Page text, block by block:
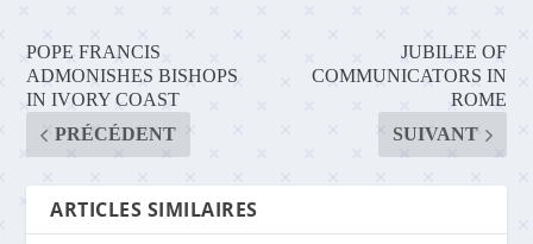
POPE FRANCIS
ADMONISHES BISHOPS
IN IVORY COAST
PRÉCÉDENT
JUBILEE OF
COMMUNICATORS IN
ROME
SUIVANT
ARTICLES SIMILAIRES